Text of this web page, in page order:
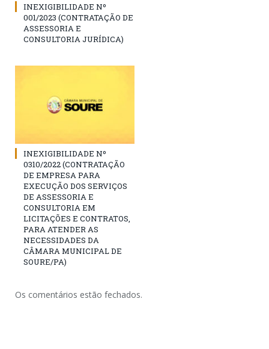
INEXIGIBILIDADE Nº
001/2023 (CONTRATAÇÃO DE
ASSESSORIA E
CONSULTORIA JURÍDICA)
INEXIGIBILIDADE Nº
0310/2022 (CONTRATAÇÃO
DE EMPRESA PARA
EXECUÇÃO DOS SERVIÇOS
DE ASSESSORIA E
CONSULTORIA EM
LICITAÇÕES E CONTRATOS,
PARA ATENDER AS
NECESSIDADES DA
CÂMARA MUNICIPAL DE
SOURE/PA)
Os comentários estão fechados.